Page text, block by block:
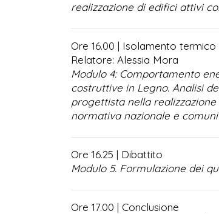
realizzazione di edifici attivi
Ore 16.00 | Isolamento
Relatore: Alessia Mora
Modulo 4: Comportamento
costruttive in Legno. Analisi
progettista nella
normativa nazionale e
Ore 16.25 | Dibattito
Modulo 5. Formulazione dei
Ore 17.00 | Conclusione